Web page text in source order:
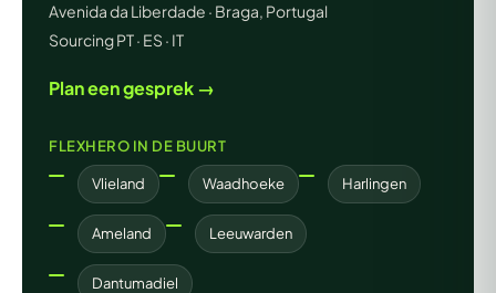
Avenida da Liberdade · Braga, Portugal
Sourcing PT · ES · IT
Plan een gesprek →
FLEXHERO IN DE BUURT
Vlieland Waadhoeke Harlingen
Ameland Leeuwarden
Dantumadiel